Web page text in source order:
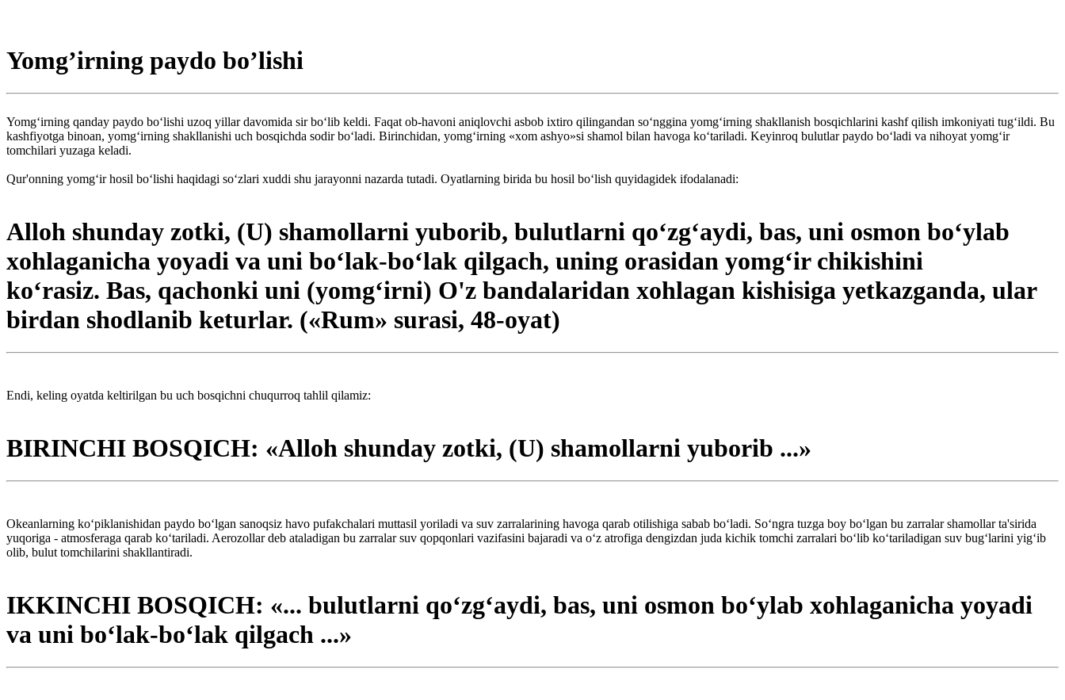
Yomg’irning paydo bo’lishi
Yomg‘irning qanday paydo bo‘lishi uzoq yillar davomida sir bo‘lib keldi. Faqat ob-havoni aniqlovchi asbob ixtiro qilingandan so‘nggina yomg‘irning shakllanish bosqichlarini kashf qilish imkoniyati tug‘ildi. Bu
kashfiyotga binoan, yomg‘irning shakllanishi uch bosqichda sodir bo‘ladi. Birinchidan, yomg‘irning «xom ashyo»si shamol bilan havoga ko‘tariladi. Keyinroq bulutlar paydo bo‘ladi va nihoyat yomg‘ir
tomchilari yuzaga keladi.
Qur'onning yomg‘ir hosil bo‘lishi haqidagi so‘zlari xuddi shu jarayonni nazarda tutadi. Oyatlarning birida bu hosil bo‘lish quyidagidek ifodalanadi:
Alloh shunday zotki, (U) shamollarni yuborib, bulutlarni qo‘zg‘aydi, bas, uni osmon bo‘ylab
xohlaganicha yoyadi va uni bo‘lak-bo‘lak qilgach, uning orasidan yomg‘ir chikishini
ko‘rasiz. Bas, qachonki uni (yomg‘irni) O'z bandalaridan xohlagan kishisiga yetkazganda, ular
birdan shodlanib keturlar. («Rum» surasi, 48-oyat)
Endi, keling oyatda keltirilgan bu uch bosqichni chuqurroq tahlil qilamiz:
BIRINCHI BOSQICH: «Alloh shunday zotki, (U) shamollarni yuborib ...»
Okeanlarning ko‘piklanishidan paydo bo‘lgan sanoqsiz havo pufakchalari muttasil yoriladi va suv zarralarining havoga qarab otilishiga sabab bo‘ladi. So‘ngra tuzga boy bo‘lgan bu zarralar shamollar ta'sirida
yuqoriga - atmosferaga qarab ko‘tariladi. Aerozollar deb ataladigan bu zarralar suv qopqonlari vazifasini bajaradi va o‘z atrofiga dengizdan juda kichik tomchi zarralari bo‘lib ko‘tariladigan suv bug‘larini yig‘ib
olib, bulut tomchilarini shakllantiradi.
IKKINCHI BOSQICH: «... bulutlarni qo‘zg‘aydi, bas, uni osmon bo‘ylab xohlaganicha yoyadi
va uni bo‘lak-bo‘lak qilgach ...»